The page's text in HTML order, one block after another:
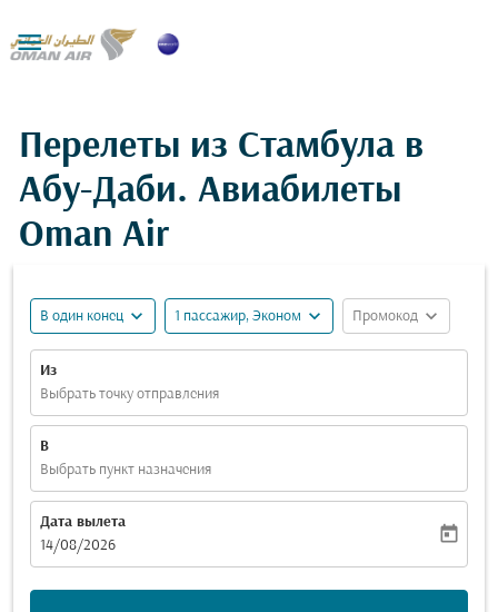

Перелеты из Стамбула в
Абу-Даби. Авиабилеты
Oman Air
В один конец expand_more 1 пассажир, Эконом expand_more Промокод expand_more
Из
Выбрать точку отправления
В
Выбрать пункт назначения
Дата вылета
fc-booking-departure-date-aria-label
14/08/2026
today